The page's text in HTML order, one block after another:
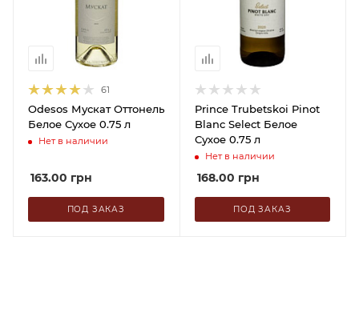
61
Odesos Мускат Оттонель
Белое Сухое 0.75 л
Нет в наличии
163.00 грн
ПОД ЗАКАЗ
Prince Trubetskoi Pinot
Blanc Select Белое
Сухое 0.75 л
Нет в наличии
168.00 грн
ПОД ЗАКАЗ